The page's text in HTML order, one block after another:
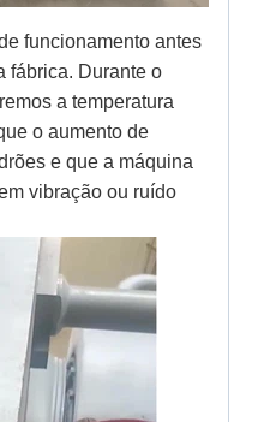
funcionamento antes
fábrica. Durante o
a temperatura
o aumento de
e que a máquina
vibração ou ruído